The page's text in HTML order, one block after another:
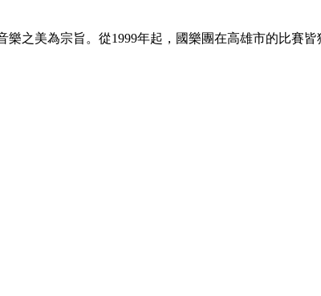
之美為宗旨。從1999年起，國樂團在高雄市的比賽